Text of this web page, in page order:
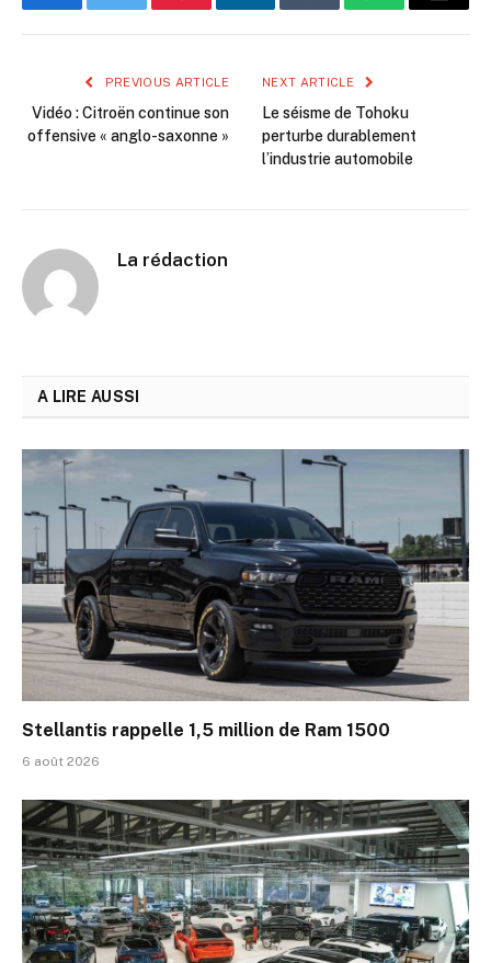
FacebookTwitter PinterestLinkedInTumblr WhatsAppEmail
PREVIOUS ARTICLE
Vidéo : Citroën continue son
offensive « anglo-saxonne »
NEXT ARTICLE
Le séisme de Tohoku
perturbe durablement
l’industrie automobile
La rédaction
A LIRE AUSSI
Stellantis rappelle 1,5 million de Ram 1500
6 août 2026